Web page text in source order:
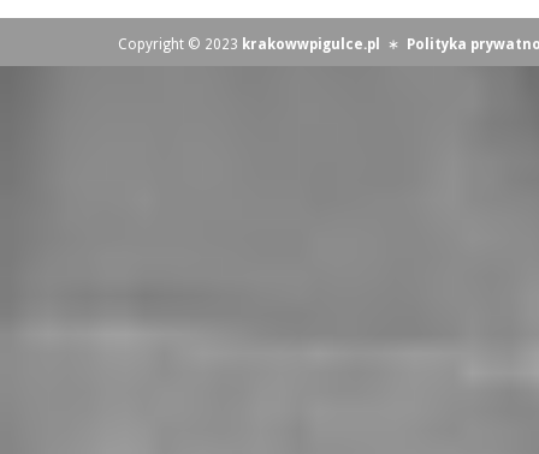
Copyright © 2023 krakowwpigulce.pl ∗ Polityka